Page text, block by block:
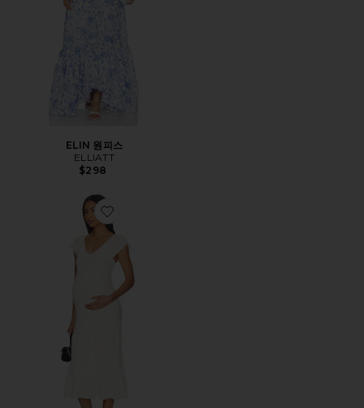
ELIN 원피스
ELLIATT
$298
Favorite THE CELIA 맥시원피스